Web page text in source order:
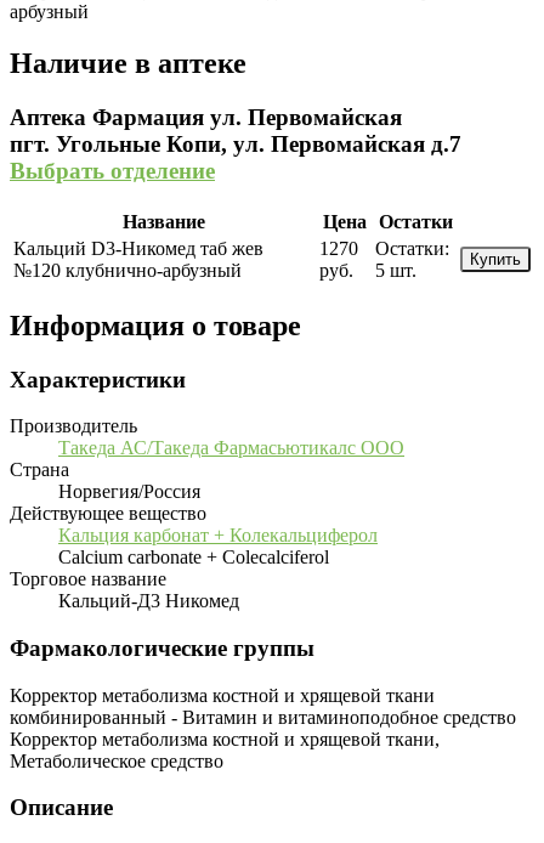
Наличие в аптеке
Аптека Фармация ул. Первомайская
пгт. Угольные Копи, ул. Первомайская д.7
Выбрать отделение
Название Цена
Остатки
Кальций D3-Никомед таб жев
№120 клубнично-арбузный
1270
руб.
Остатки:
5 шт.
Купить
Информация о товаре
Характеристики
Производитель
Такеда АС/Такеда Фармасьютикалс ООО
Страна
Норвегия/Россия
Действующее вещество
Кальция карбонат + Колекальциферол
Calcium carbonate + Colecalciferol
Торговое название
Кальций-Д3 Никомед
Фармакологические группы
Корректор метаболизма костной и хрящевой ткани
комбинированный - Витамин и витаминоподобное средство
Корректор метаболизма костной и хрящевой ткани,
Метаболическое средство
Описание